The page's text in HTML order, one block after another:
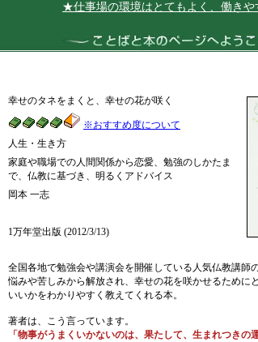
★仕事場の環境はとてもよく、働きやす
幸せのタネをまくと、幸せの花が咲く
※おすすめ度について
人生・生き方
家庭や職場での人間関係から恋愛、勉強のしかたま
で、仏教に基づき、明るくアドバイス
岡本 一志
1万年堂出版 (2012/3/13)
全国各地で勉強会や講演会を開催している人気仏教講師の
悩みや苦しみから解放され、幸せの花を咲かせるために
いいかをわかりやすく教えてくれる本。
著者は、こう言っています。
「物事がうまくいかないのは、果たして、生まれつきの